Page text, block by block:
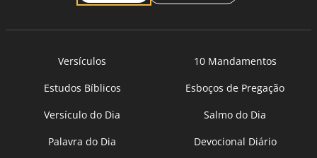
Versículos
10 Mandamentos
Estudos Bíblicos
Esboços de Pregação
Versículo do Dia
Salmo do Dia
Palavra do Dia
Devocional Diário